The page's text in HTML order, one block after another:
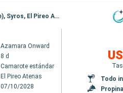
Itinerario : El Pireo Atenas, Santoríni, Efeso, Chios, Kos, Agios Nikolaus (Crete), Syros, El Pireo Atenas
Azamara Onward
8 d
Camarote estándar
El Pireo Atenas
07/10/2028
Todo